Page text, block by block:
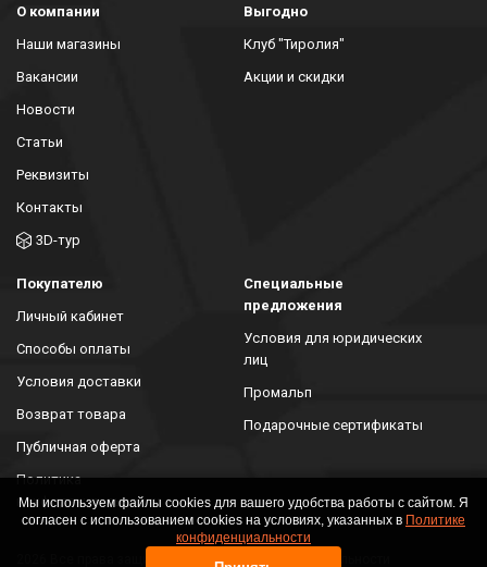
О компании
Наши магазины
Вакансии
Новости
Статьи
Реквизиты
Контакты
3D-тур
Выгодно
Клуб "Тиролия"
Акции и скидки
Покупателю
Личный кабинет
Способы оплаты
Условия доставки
Возврат товара
Публичная оферта
Политика
конфиденциальности
Специальные
предложения
Условия для юридических
лиц
Промальп
Подарочные сертификаты
2026 Все права защищены. Политика конфиденциальности
Мы используем файлы cookies для вашего удобства работы с сайтом. Я
согласен с использованием cookies на условиях, указанных в Политике
конфиденциальности